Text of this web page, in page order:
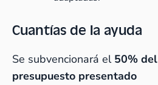
Cuantías de la ayuda
Se subvencionará el 50% del
presupuesto presentado